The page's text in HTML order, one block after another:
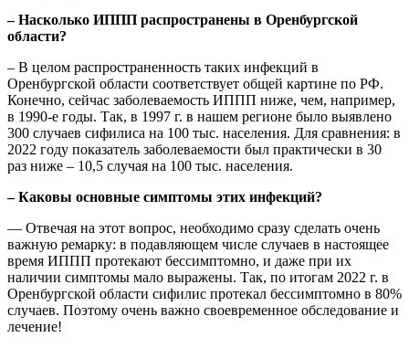
– Насколько ИППП распространены в Оренбургской
области?
– В целом распространенность таких инфекций в
Оренбургской области соответствует общей картине по РФ.
Конечно, сейчас заболеваемость ИППП ниже, чем, например,
в 1990-е годы. Так, в 1997 г. в нашем регионе было выявлено
300 случаев сифилиса на 100 тыс. населения. Для сравнения: в
2022 году показатель заболеваемости был практически в 30
раз ниже – 10,5 случая на 100 тыс. населения.
– Каковы основные симптомы этих инфекций?
— Отвечая на этот вопрос, необходимо сразу сделать очень
важную ремарку: в подавляющем числе случаев в настоящее
время ИППП протекают бессимптомно, и даже при их
наличии симптомы мало выражены. Так, по итогам 2022 г. в
Оренбургской области сифилис протекал бессимптомно в 80%
случаев. Поэтому очень важно своевременное обследование и
лечение!